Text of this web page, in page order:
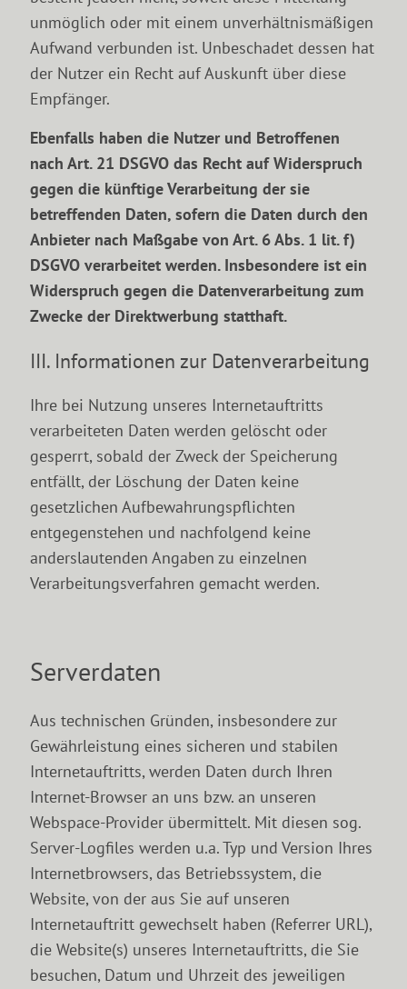
unmöglich oder mit einem unverhältnismäßigen
Aufwand verbunden ist. Unbeschadet dessen hat
der Nutzer ein Recht auf Auskunft über diese
Empfänger.
Ebenfalls haben die Nutzer und Betroffenen
nach Art. 21 DSGVO das Recht auf Widerspruch
gegen die künftige Verarbeitung der sie
betreffenden Daten, sofern die Daten durch den
Anbieter nach Maßgabe von Art. 6 Abs. 1 lit. f)
DSGVO verarbeitet werden. Insbesondere ist ein
Widerspruch gegen die Datenverarbeitung zum
Zwecke der Direktwerbung statthaft.
III. Informationen zur Datenverarbeitung
Ihre bei Nutzung unseres Internetauftritts
verarbeiteten Daten werden gelöscht oder
gesperrt, sobald der Zweck der Speicherung
entfällt, der Löschung der Daten keine
gesetzlichen Aufbewahrungspflichten
entgegenstehen und nachfolgend keine
anderslautenden Angaben zu einzelnen
Verarbeitungsverfahren gemacht werden.
Serverdaten
Aus technischen Gründen, insbesondere zur
Gewährleistung eines sicheren und stabilen
Internetauftritts, werden Daten durch Ihren
Internet-Browser an uns bzw. an unseren
Webspace-Provider übermittelt. Mit diesen sog.
Server-Logfiles werden u.a. Typ und Version Ihres
Internetbrowsers, das Betriebssystem, die
Website, von der aus Sie auf unseren
Internetauftritt gewechselt haben (Referrer URL),
die Website(s) unseres Internetauftritts, die Sie
besuchen, Datum und Uhrzeit des jeweiligen